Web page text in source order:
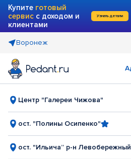
Купите готовый
сервис с доходом и
клиентами
Узнать детали
Воронеж
Центр "Галереи Чижова"
ост. "Полины Осипенко"
ост. "Ильича” р-н Левобережный